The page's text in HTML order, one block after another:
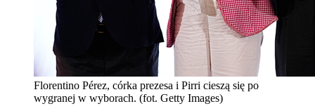
Florentino Pérez, córka prezesa i Pirri cieszą się po
wygranej w wyborach. (fot. Getty Images)